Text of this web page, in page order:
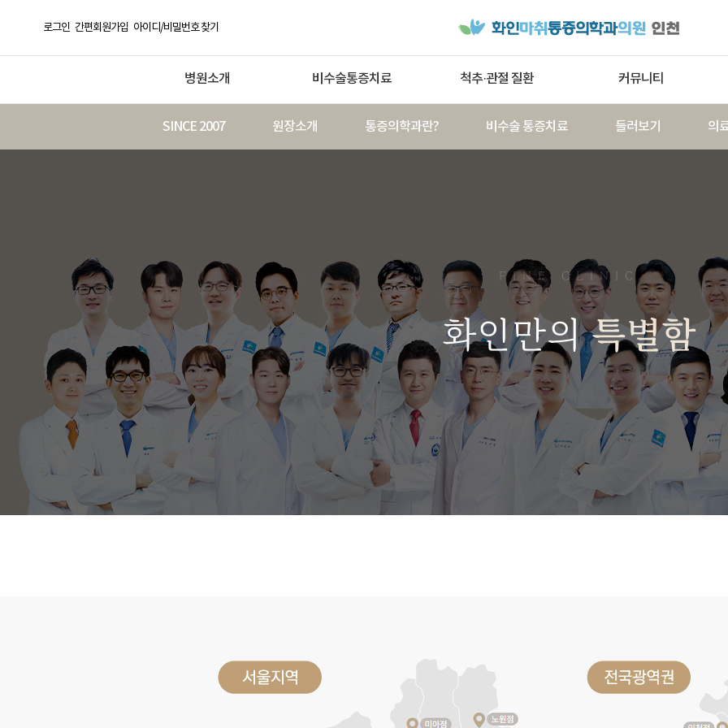
로그인 간편회원가입 아이디/비밀번호 찾기
병원소개 비수술통증치료 척추·관절 질환 커뮤니티
SINCE 2007 원장소개 통증의학과란? 비수술 통증치료 둘러보기 의
FINE CLINIC
화인만의특별함